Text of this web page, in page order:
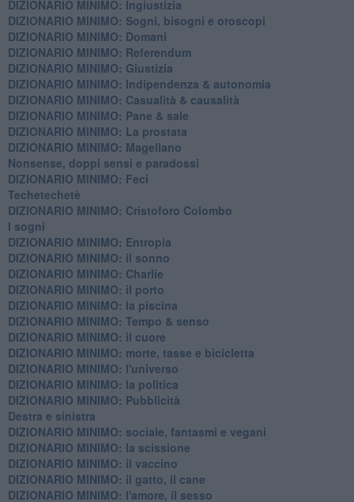
DIZIONARIO MINIMO: ​Ingiustizia
DIZIONARIO MINIMO: ​Sogni, bisogni e oroscopi
DIZIONARIO MINIMO: Domani
DIZIONARIO MINIMO: Referendum
DIZIONARIO MINIMO: Giustizia
DIZIONARIO MINIMO: ​Indipendenza & autonomia
DIZIONARIO MINIMO: ​Casualità & causalità
​DIZIONARIO MINIMO: Pane & sale
DIZIONARIO MINIMO: La prostata
​DIZIONARIO MINIMO: Magellano
Nonsense, doppi sensi e paradossi
DIZIONARIO MINIMO: Feci
Techetechetè
DIZIONARIO MINIMO: Cristoforo Colombo
I sogni
DIZIONARIO MINIMO: Entropia
DIZIONARIO MINIMO: il sonno
DIZIONARIO MINIMO: Charlie
DIZIONARIO MINIMO: il porto
DIZIONARIO MINIMO: la piscina
DIZIONARIO MINIMO: Tempo & senso
DIZIONARIO MINIMO: il cuore
DIZIONARIO MINIMO: morte, tasse e bicicletta
DIZIONARIO MINIMO: l'universo
DIZIONARIO MINIMO: la politica
DIZIONARIO MINIMO: Pubblicità
Destra e sinistra
DIZIONARIO MINIMO: sociale, fantasmi e vegani
DIZIONARIO MINIMO: la scissione
DIZIONARIO MINIMO: il vaccino
DIZIONARIO MINIMO: il gatto, il cane
DIZIONARIO MINIMO: l'amore, il sesso